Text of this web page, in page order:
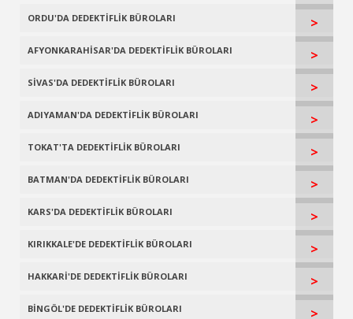
ORDU'DA DEDEKTİFLİK BÜROLARI >
AFYONKARAHİSAR'DA DEDEKTİFLİK BÜROLARI >
SİVAS'DA DEDEKTİFLİK BÜROLARI >
ADIYAMAN'DA DEDEKTİFLİK BÜROLARI >
TOKAT'TA DEDEKTİFLİK BÜROLARI >
BATMAN'DA DEDEKTİFLİK BÜROLARI >
KARS'DA DEDEKTİFLİK BÜROLARI >
KIRIKKALE'DE DEDEKTİFLİK BÜROLARI >
HAKKARİ'DE DEDEKTİFLİK BÜROLARI >
BİNGÖL'DE DEDEKTİFLİK BÜROLARI >